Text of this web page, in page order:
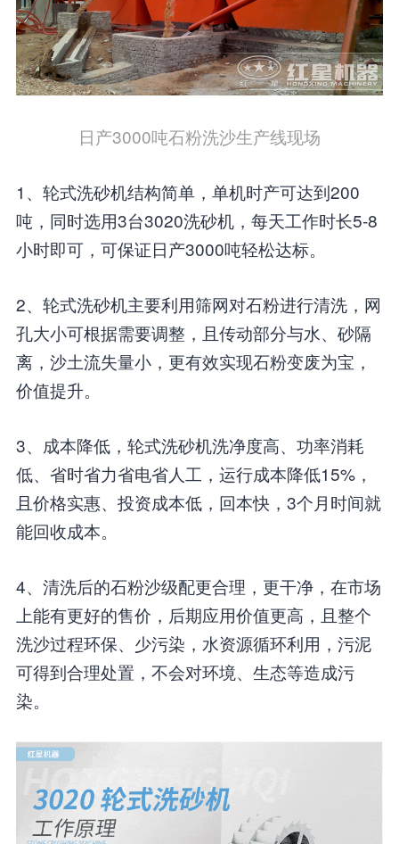
日产3000吨石粉洗沙生产线现场
1、轮式洗砂机结构简单，单机时产可达到200
吨，同时选用3台3020洗砂机，每天工作时长5-8
小时即可，可保证日产3000吨轻松达标。
2、轮式洗砂机主要利用筛网对石粉进行清洗，网
孔大小可根据需要调整，且传动部分与水、砂隔
离，沙土流失量小，更有效实现石粉变废为宝，
价值提升。
3、成本降低，轮式洗砂机洗净度高、功率消耗
低、省时省力省电省人工，运行成本降低15%，
且价格实惠、投资成本低，回本快，3个月时间就
能回收成本。
4、清洗后的石粉沙级配更合理，更干净，在市场
上能有更好的售价，后期应用价值更高，且整个
洗沙过程环保、少污染，水资源循环利用，污泥
可得到合理处置，不会对环境、生态等造成污
染。